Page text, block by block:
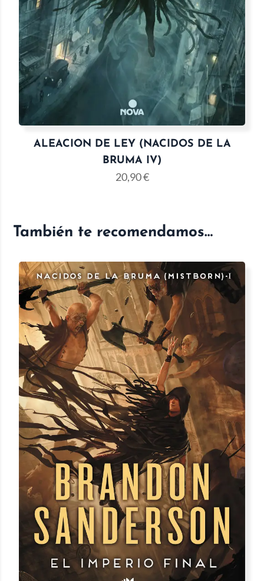
ALEACION DE LEY (NACIDOS DE LA
BRUMA IV)
20,90€
También te recomendamos…